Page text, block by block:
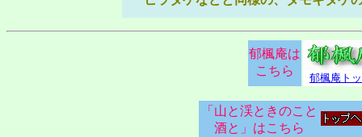
郁楓庵は
こちら
郁楓庵ト
「山と渓ときのこと
酒と」はこちら